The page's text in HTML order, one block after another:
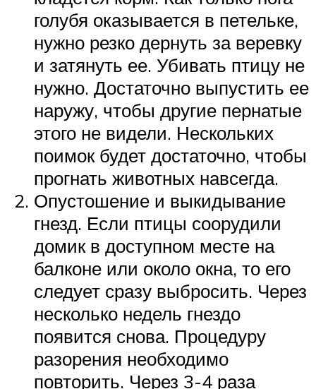
голубя оказывается в петельке,
нужно резко дернуть за веревку
и затянуть ее. Убивать птицу не
нужно. Достаточно выпустить ее
наружу, чтобы другие пернатые
этого не видели. Нескольких
поимок будет достаточно, чтобы
прогнать животных навсегда.
Опустошение и выкидывание
гнезд. Если птицы соорудили
домик в доступном месте на
балконе или около окна, то его
следует сразу выбросить. Через
несколько недель гнездо
появится снова. Процедуру
разорения необходимо
повторить. Через 3-4 раза